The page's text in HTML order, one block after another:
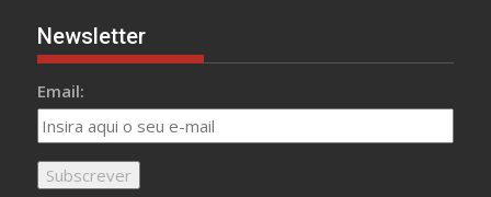
Newsletter
Email: